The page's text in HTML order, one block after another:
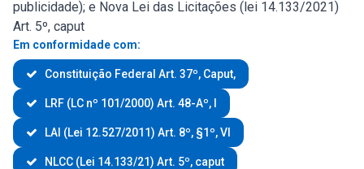
publicidade); e Nova Lei das Licitações (lei 14.133/2021)
Art. 5º, caput
Em conformidade com:
Constituição Federal Art. 37º, Caput,
LRF (LC nº 101/2000) Art. 48-Aº, I
LAI (Lei 12.527/2011) Art. 8º, §1º, VI
NLCC (Lei 14.133/21) Art. 5º, caput